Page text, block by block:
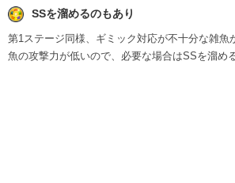
SSを溜めるのもあり
第1ステージ同様、ギミック対応が不十分な雑魚
魚の攻撃力が低いので、必要な場合はSSを溜め